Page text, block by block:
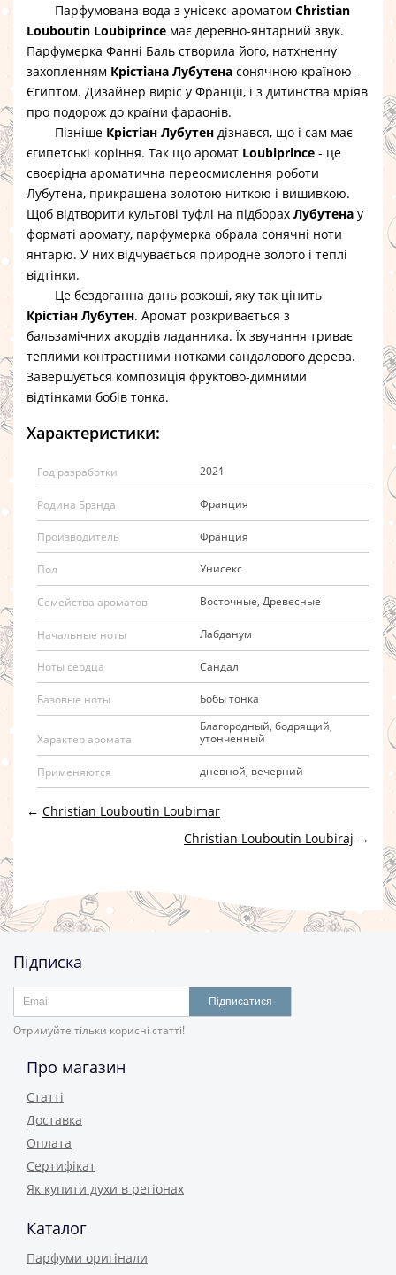
Парфумована вода з унісекс-ароматом Christian
Louboutin Loubiprince має деревно-янтарний звук.
Парфумерка Фанні Баль створила його, натхненну
захопленням Крістіана Лубутена сонячною країною -
Єгиптом. Дизайнер виріс у Франції, і з дитинства мріяв
про подорож до країни фараонів.
Пізніше Крістіан Лубутен дізнався, що і сам має
єгипетські коріння. Так що аромат Loubiprince - це
своєрідна ароматична переосмислення роботи
Лубутена, прикрашена золотою ниткою і вишивкою.
Щоб відтворити культові туфлі на підборах Лубутена у
форматі аромату, парфумерка обрала сонячні ноти
янтарю. У них відчувається природне золото і теплі
відтінки.
Це бездоганна дань розкоші, яку так цінить
Крістіан Лубутен. Аромат розкривається з
бальзамічних акордів ладанника. Їх звучання триває
теплими контрастними нотками сандалового дерева.
Завершується композиція фруктово-димними
відтінками бобів тонка.
Характеристики:
Год разработки 2021
Родина Брэнда Франция
Производитель Франция
Пол Унисекс
Семейства ароматов Восточные, Древесные
Начальные ноты Лабданум
Ноты сердца Сандал
Базовые ноты Бобы тонка
Характер аромата
Благородный, бодрящий,
утонченный
Применяются дневной, вечерний
← Christian Louboutin Loubimar
Christian Louboutin Loubiraj →
Підписка
Підписатися
Отримуйте тільки корисні статті!
Про магазин
Статті
Доставка
Оплата
Сертифікат
Як купити духи в регіонах
Каталог
Парфуми оригінали